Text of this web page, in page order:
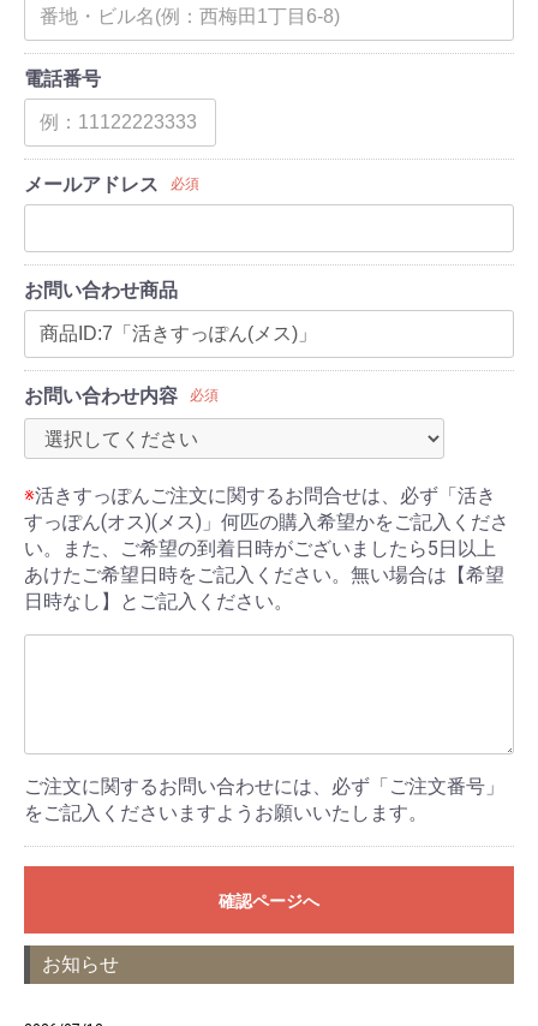
電話番号
メールアドレス 必須
お問い合わせ商品
お問い合わせ内容 必須
※活きすっぽんご注文に関するお問合せは、必ず「活き
すっぽん(オス)(メス)」何匹の購入希望かをご記入くださ
い。また、ご希望の到着日時がございましたら5日以上
あけたご希望日時をご記入ください。無い場合は【希望
日時なし】とご記入ください。
ご注文に関するお問い合わせには、必ず「ご注文番号」
をご記入くださいますようお願いいたします。
確認ページへ
お知らせ